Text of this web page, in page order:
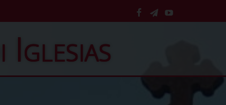
facebook
telegram
YouTube
Iglesias